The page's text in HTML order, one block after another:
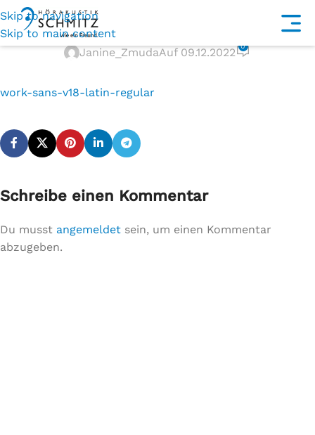
Skip to navigation
Skip to main content
work-sans-v18-latin-regular
Janine_ZmudaAuf 09.12.2022 0
work-sans-v18-latin-regular
Schreibe einen Kommentar
Du musst angemeldet sein, um einen Kommentar
abzugeben.